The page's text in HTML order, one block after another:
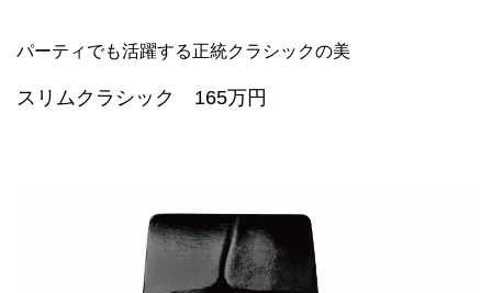
パーティでも活躍する正統クラシックの美
スリムクラシック 165万円